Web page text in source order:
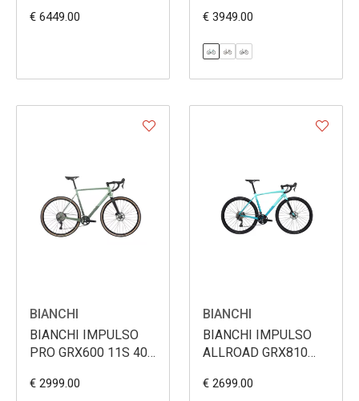
€ 6449.00 € 3949.00
BIANCHI
BIANCHI IMPULSO
PRO GRX600 11S 40
€ 2999.00
BIANCHI
BIANCHI IMPULSO
ALLROAD GRX810
€ 2699.00